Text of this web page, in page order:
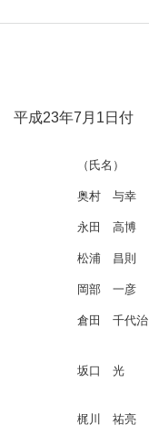
平成23年7月1日付
（氏名）
奥村 与幸
永田 高博
松浦 昌則
岡部 一彦
倉田 千代治
坂口 光
梶川 祐亮